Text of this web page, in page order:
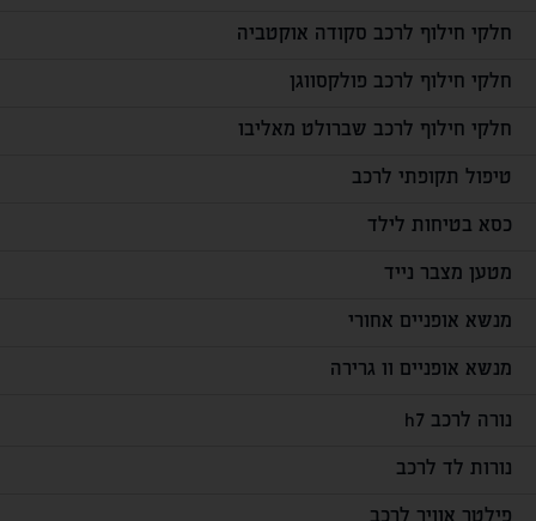
חלקי חילוף לרכב סקודה אוקטביה
חלקי חילוף לרכב פולקסווגן
חלקי חילוף לרכב שברולט מאליבו
טיפול תקופתי לרכב
כסא בטיחות לילד
מטען מצבר נייד
מנשא אופניים אחורי
מנשא אופניים וו גרירה
נורה לרכב h7
נורות לד לרכב